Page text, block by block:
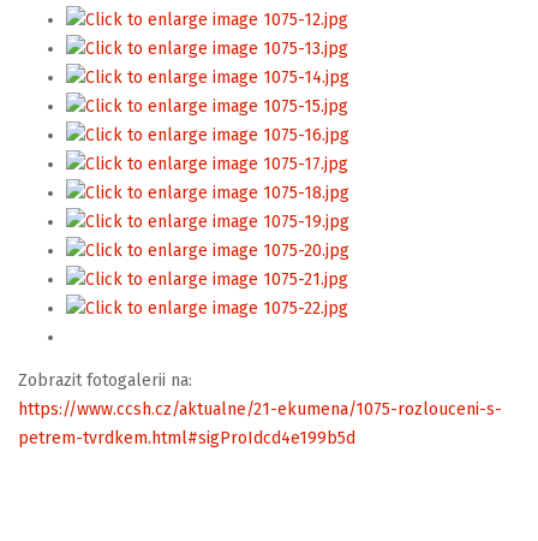
Zobrazit fotogalerii na:
https://www.ccsh.cz/aktualne/21-ekumena/1075-rozlouceni-s-
petrem-tvrdkem.html#sigProIdcd4e199b5d